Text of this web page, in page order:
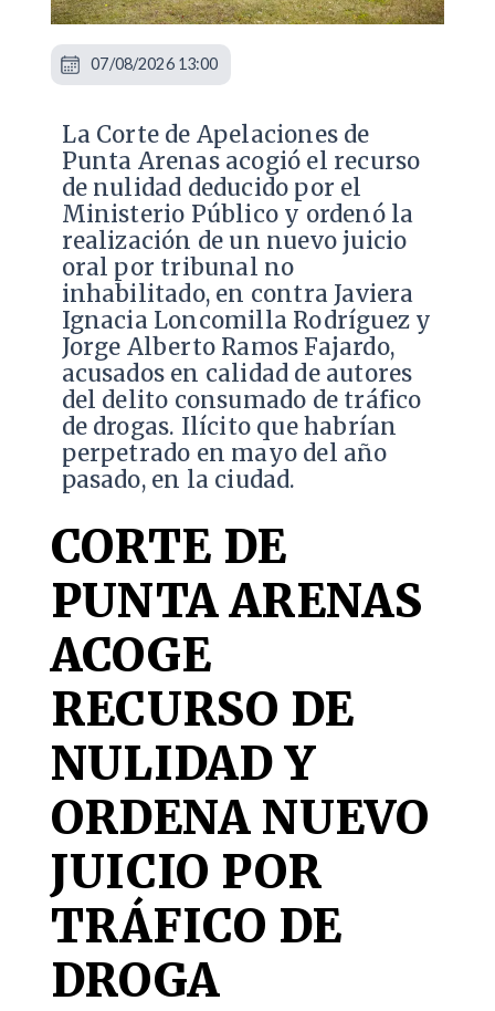
La Corte de Apelaciones de
Punta Arenas acogió el recurso
de nulidad deducido por el
Ministerio Público y ordenó la
realización de un nuevo juicio
oral por tribunal no
inhabilitado, en contra Javiera
Ignacia Loncomilla Rodríguez y
Jorge Alberto Ramos Fajardo,
acusados en calidad de autores
del delito consumado de tráfico
de drogas. Ilícito que habrían
perpetrado en mayo del año
pasado, en la ciudad.
CORTE DE
PUNTA ARENAS
ACOGE
RECURSO DE
NULIDAD Y
ORDENA NUEVO
JUICIO POR
TRÁFICO DE
DROGA
07/08/2026 13:00